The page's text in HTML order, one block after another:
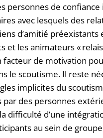
personnes de confiance
avec lesquels des
d’amitié préexistants
et les animateurs «
facteur de motivation
le scoutisme. Il reste
implicites du
par des personnes
difficulté d’une
au sein de